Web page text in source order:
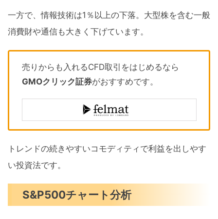
一方で、情報技術は1％以上の下落。大型株を含む一般
消費財や通信も大きく下げています。
売りからも入れるCFD取引をはじめるなら
GMOクリック証券がおすすめです。
トレンドの続きやすいコモディティで利益を出しやす
い投資法です。
S&P500チャート分析